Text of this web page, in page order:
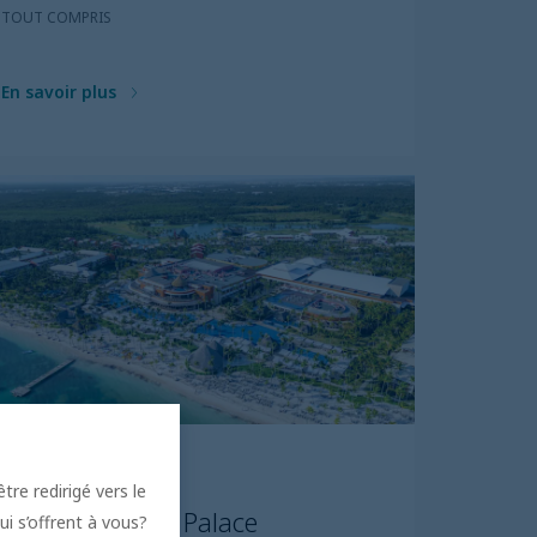
TOUT COMPRIS
En savoir plus
PUNTA CANA
Barcelo Bavaro Palace
redirigé vers le
s’offrent à vous?